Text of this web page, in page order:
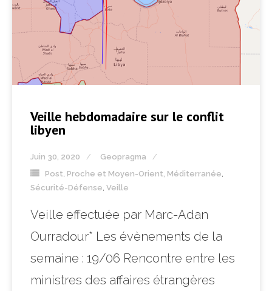
Veille hebdomadaire sur le conflit
libyen
Juin 30, 2020
Geopragma
Post, Proche et Moyen-Orient, Méditerranée,
Sécurité-Défense, Veille
Veille effectuée par Marc-Adan
Ourradour* Les évènements de la
semaine : 19/06 Rencontre entre les
ministres des affaires étrangères